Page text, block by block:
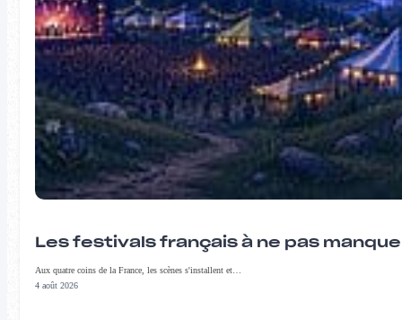
Les festivals français à ne pas
Aux quatre coins de la France, les scènes s'installent et…
4 août 2026